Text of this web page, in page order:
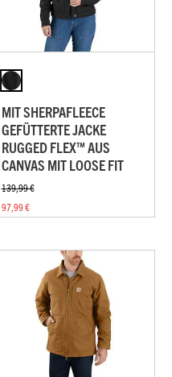
MIT SHERPAFLEECE
GEFÜTTERTE JACKE
RUGGED FLEX™ AUS
CANVAS MIT LOOSE FIT
139,99 €
97,99 €